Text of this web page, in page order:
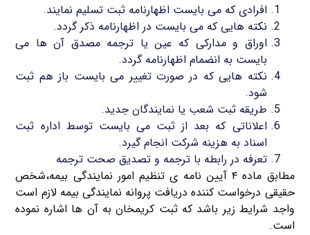
افرادی که می بایست اظهارنامه ثبت تسلیم نمایند.
نکته هایی که می بایست در اظهارنامه ذکر گردد.
اوراق و مدارکی که عین یا ترجمه مصدق آن ها می
بایست به انضمام اظهارنامه گردد.
نکته هایی که در صورت تغییر می بایست باز هم ثبت
شود.
طریقه ثبت شعب یا نمایندگان جدید.
اعلاناتی که بعد از ثبت می بایست توسط اداره ثبت
اسناد به هزینه شرکت انجام گیرد.
تعرفه در رابطه با ترجمه و تصدیق صحت ترجمه
مطابق ماده ۴ آیین نامه ی تنظیم امور نمایندگی بیمه،شخص
حقیقی درخواست کننده دریافت پروانه نمایندگی بیمه لازم است
واجد شرایط زیر باشد که ثبت کریمخان به آن ها اشاره نموده
است.